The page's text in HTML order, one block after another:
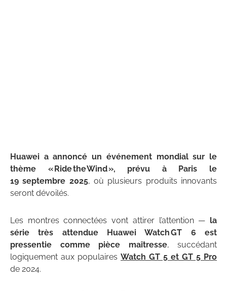
Huawei a annoncé un événement mondial sur le
thème « Ride the Wind », prévu à Paris le
19 septembre 2025, où plusieurs produits innovants
seront dévoilés.
Les montres connectées vont attirer l’attention — la
série très attendue Huawei Watch GT 6 est
pressentie comme pièce maîtresse, succédant
logiquement aux populaires Watch GT 5 et GT 5 Pro
de 2024.